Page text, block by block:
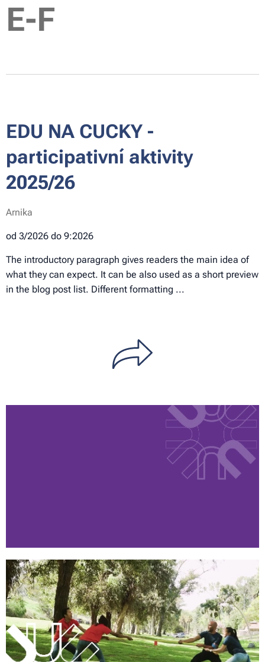
E-F
EDU NA CUCKY -
participativní aktivity
2025/26
Arnika
od 3/2026 do 9:2026
The introductory paragraph gives readers the main idea of
what they can expect. It can be also used as a short preview
in the blog post list. Different formatting ...